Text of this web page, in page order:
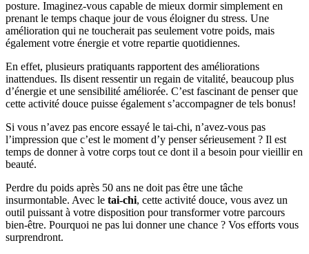
posture. Imaginez-vous capable de mieux dormir simplement en
prenant le temps chaque jour de vous éloigner du stress. Une
amélioration qui ne toucherait pas seulement votre poids, mais
également votre énergie et votre repartie quotidiennes.
En effet, plusieurs pratiquants rapportent des améliorations
inattendues. Ils disent ressentir un regain de vitalité, beaucoup plus
d’énergie et une sensibilité améliorée. C’est fascinant de penser que
cette activité douce puisse également s’accompagner de tels bonus!
Si vous n’avez pas encore essayé le tai-chi, n’avez-vous pas
l’impression que c’est le moment d’y penser sérieusement ? Il est
temps de donner à votre corps tout ce dont il a besoin pour vieillir en
beauté.
Perdre du poids après 50 ans ne doit pas être une tâche
insurmontable. Avec le tai-chi, cette activité douce, vous avez un
outil puissant à votre disposition pour transformer votre parcours
bien-être. Pourquoi ne pas lui donner une chance ? Vos efforts vous
surprendront.